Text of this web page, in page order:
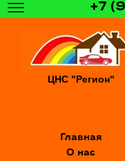
+7
ЦНС "Регион"
Главная
О нас